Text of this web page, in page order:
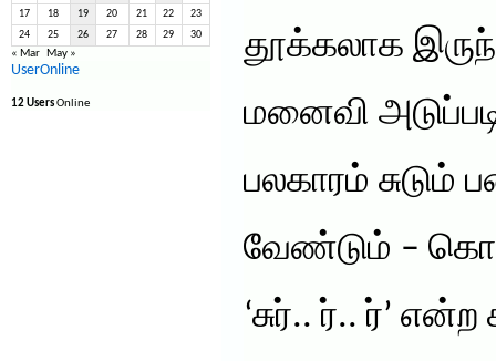
17 18 19 20 21 22 23
24 25 26 27 28 29 30
« Mar May »
UserOnline
12 UsersOnline
தூக்கலாக
மனைவி
பலகாரம் சுடும்
வேண்டும் –
‘சுர்.. ர்.. ர்’